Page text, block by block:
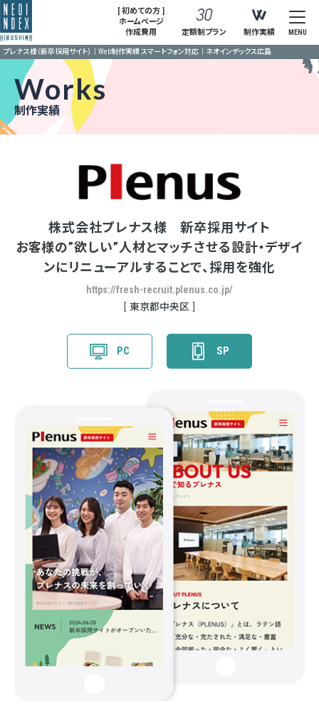
[ 初めての方 ]
ホームページ
作成費用
定額制プラン 制作実績 MENU
プレナス様（新卒採用サイト）｜Web制作実績 スマートフォン対応｜ネオインデックス広島
Works
制作実績
株式会社プレナス様 新卒採用サイト
お客様の”欲しい”人材とマッチさせる設計・デザイ
ンにリニューアルすることで、採用を強化
https://fresh-recruit.plenus.co.jp/
東京都中央区
PC SP